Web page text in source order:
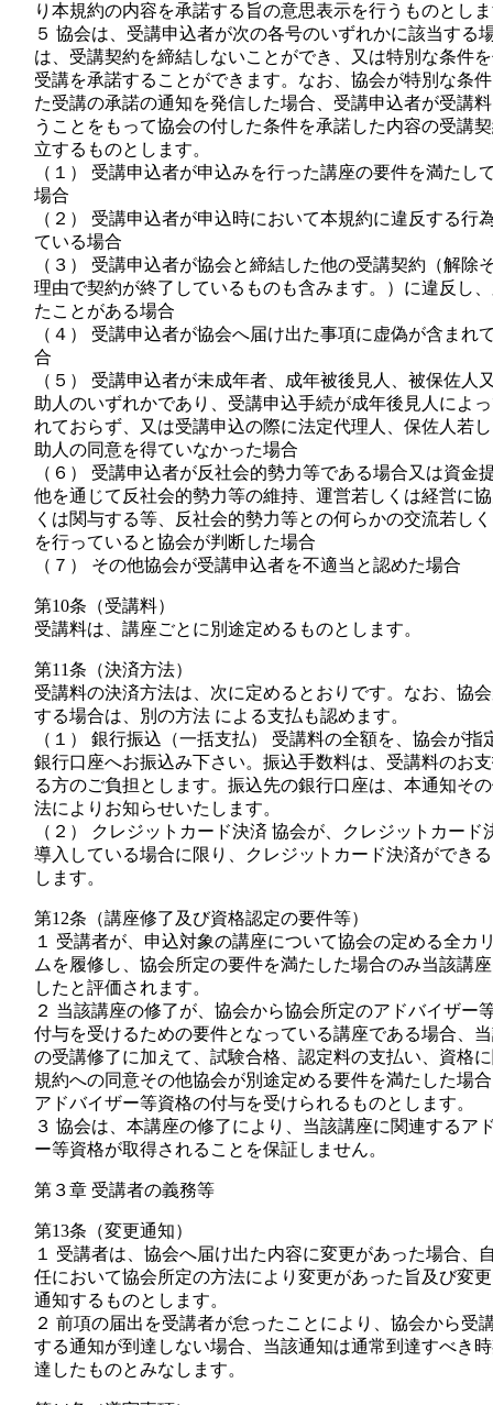
り本規約の内容を承諾する旨の意思表示を行うものとし
５ 協会は、受講申込者が次の各号のいずれかに該当する
は、受講契約を締結しないことができ、又は特別な条件
受講を承諾することができます。なお、協会が特別な条
た受講の承諾の通知を発信した場合、受講申込者が受講
うことをもって協会の付した条件を承諾した内容の受講
立するものとします。
（１） 受講申込者が申込みを行った講座の要件を満たし
場合
（２） 受講申込者が申込時において本規約に違反する行
ている場合
（３） 受講申込者が協会と締結した他の受講契約（解除
理由で契約が終了しているものも含みます。）に違反し
たことがある場合
（４） 受講申込者が協会へ届け出た事項に虚偽が含まれ
合
（５） 受講申込者が未成年者、成年被後見人、被保佐人
助人のいずれかであり、受講申込手続が成年後見人によ
れておらず、又は受講申込の際に法定代理人、保佐人若
助人の同意を得ていなかった場合
（６） 受講申込者が反社会的勢力等である場合又は資金
他を通じて反社会的勢力等の維持、運営若しくは経営に
くは関与する等、反社会的勢力等との何らかの交流若し
を行っていると協会が判断した場合
（７） その他協会が受講申込者を不適当と認めた場合
第10条（受講料）
受講料は、講座ごとに別途定めるものとします。
第11条（決済方法）
受講料の決済方法は、次に定めるとおりです。なお、協
する場合は、別の方法 による支払も認めます。
（１） 銀行振込（一括支払） 受講料の全額を、協会が指
銀行口座へお振込み下さい。振込手数料は、受講料のお
る方のご負担とします。振込先の銀行口座は、本通知そ
法によりお知らせいたします。
（２） クレジットカード決済 協会が、クレジットカード
導入している場合に限り、クレジットカード決済ができ
します。
第12条（講座修了及び資格認定の要件等）
１ 受講者が、申込対象の講座について協会の定める全カ
ムを履修し、協会所定の要件を満たした場合のみ当該講
したと評価されます。
２ 当該講座の修了が、協会から協会所定のアドバイザー
付与を受けるための要件となっている講座である場合、
の受講修了に加えて、試験合格、認定料の支払い、資格
規約への同意その他協会が別途定める要件を満たした場
アドバイザー等資格の付与を受けられるものとします。
３ 協会は、本講座の修了により、当該講座に関連するア
ー等資格が取得されることを保証しません。
第３章 受講者の義務等
第13条（変更通知）
１ 受講者は、協会へ届け出た内容に変更があった場合、
任において協会所定の方法により変更があった旨及び変
通知するものとします。
２ 前項の届出を受講者が怠ったことにより、協会から受
する通知が到達しない場合、当該通知は通常到達すべき
達したものとみなします。